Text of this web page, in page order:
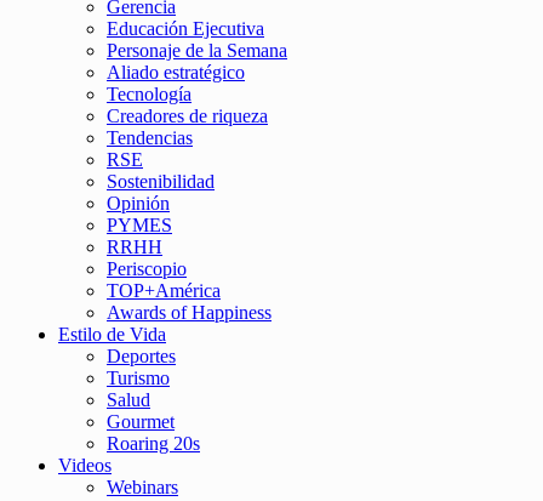
Gerencia
Educación Ejecutiva
Personaje de la Semana
Aliado estratégico
Tecnología
Creadores de riqueza
Tendencias
RSE
Sostenibilidad
Opinión
PYMES
RRHH
Periscopio
TOP+América
Awards of Happiness
Estilo de Vida
Deportes
Turismo
Salud
Gourmet
Roaring 20s
Videos
Webinars